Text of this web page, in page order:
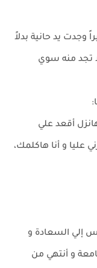
وجدت يد حانية بدلاً
تجد منه سوي
أقعد علي
عليا و أنا هاكلمك،
إلي السعادة و
و أنتهي من